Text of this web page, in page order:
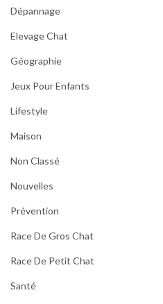
Dépannage
Elevage Chat
Géographie
Jeux Pour Enfants
Lifestyle
Maison
Non Classé
Nouvelles
Prévention
Race De Gros Chat
Race De Petit Chat
Santé